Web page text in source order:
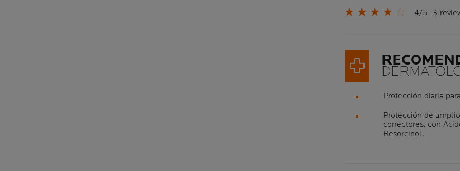
4/5 3
Protección diaria
Protección de
correctores, con
Resorcinol.